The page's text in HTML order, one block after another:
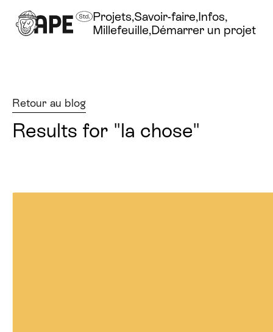
Projets Savoir-faire Infos
Millefeuille Démarrer un projet
Retour au blog
Results for "la chose"